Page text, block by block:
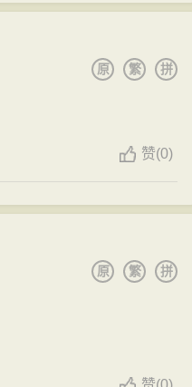
拼
繁
原
赞(0)
拼
繁
原